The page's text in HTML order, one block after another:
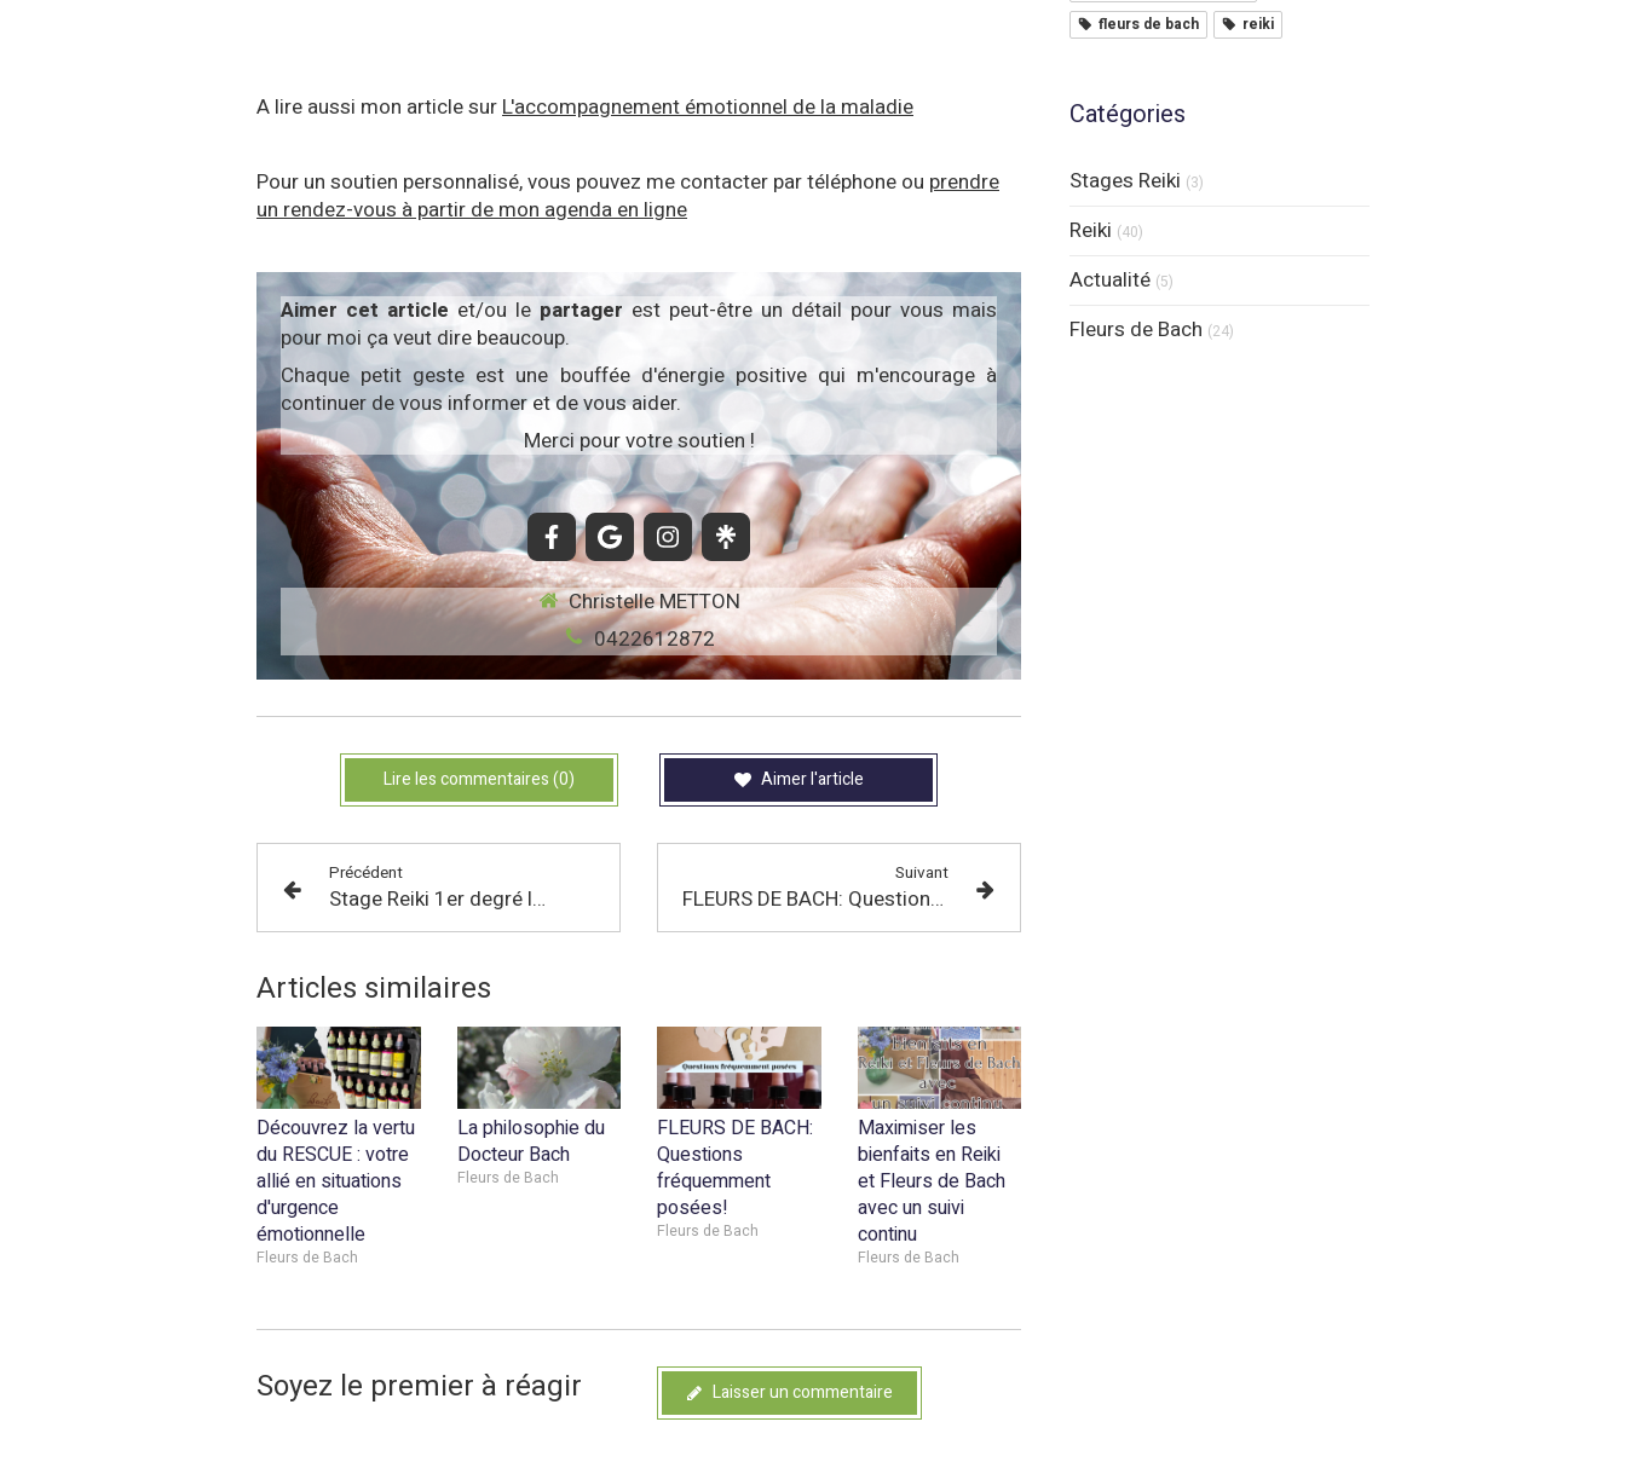
A lire aussi mon article surL'accompagnement émotionnel de la maladie
Pour un soutien personnalisé, vous pouvez me contacter par téléphone ou prendre
un rendez-vous à partir de mon agenda en ligne
Aimer cet article et/ou le partager est peut-être un détail pour vous mais
pour moi ça veut dire beaucoup.
Chaque petit geste est une bouffée d'énergie positive qui m'encourage à
continuer de vous informer et de vous aider.
Merci pour votre soutien !
Christelle METTON
0422612872
Lire les commentaires (0) Aimer l'article
Précédent
Stage Reiki 1er degré les 3 et 4 octobre 2026
Suivant
FLEURS DE BACH: Questions fréquemment posées!
Articles similaires
Découvrez la vertu
du RESCUE : votre
allié en situations
d'urgence
émotionnelle
Fleurs de Bach
La philosophie du
Docteur Bach
Fleurs de Bach
FLEURS DE BACH:
Questions
fréquemment
posées!
Fleurs de Bach
Maximiser les
bienfaits en Reiki
et Fleurs de Bach
avec un suivi
continu
Fleurs de Bach
Soyez le premier à réagir Laisser un commentaire
fleurs de bach
reiki
Catégories
Stages Reiki (3)
Reiki (40)
Actualité (5)
Fleurs de Bach (24)